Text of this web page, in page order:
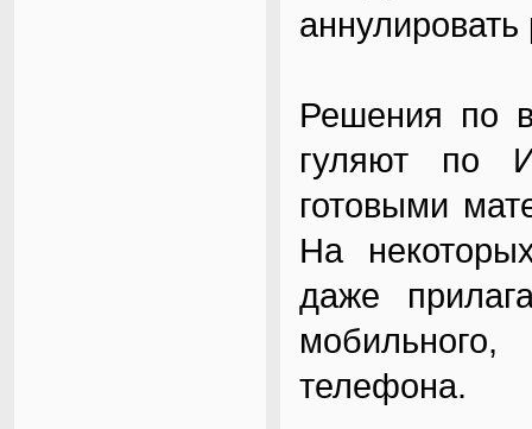
аннулировать
Решения по
гуляют по
готовыми
На
даже
телефона.